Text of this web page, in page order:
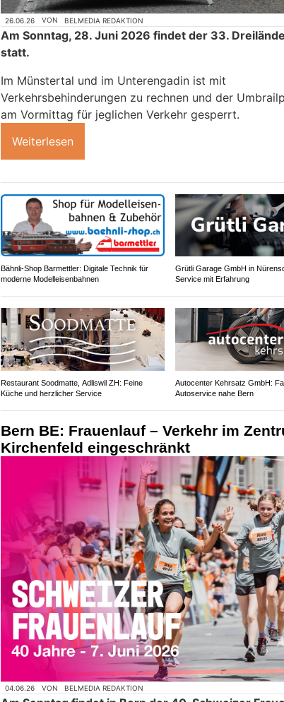
26.06.26 VON BELMEDIA REDAKTION
Am Sonntag, 28. Juni 2026 findet der 33.
statt.
Im Münstertal und im Unterengadin ist mit
Verkehrsbehinderungen zu rechnen und der
am Vormittag für jeglichen Verkehr gesperrt.
Weiterlesen
Bähnli-Shop Barmettler: Digitale Technik für
moderne Modelleisenbahnen
Grütli Garage GmbH in
Service mit Erfahrung
Restaurant Soodmatte, Adliswil ZH: Feine
Küche und herzlicher Service
Autocenter Kehrsatz GmbH:
Autoservice nahe Bern
Bern BE: Frauenlauf – Verkehr im
Kirchenfeld eingeschränkt
04.06.26 VON BELMEDIA REDAKTION